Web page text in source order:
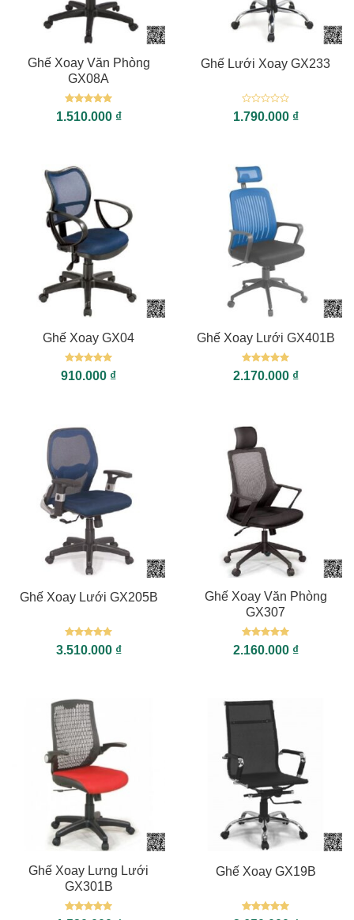
Ghế Xoay Văn Phòng
GX08A
Được xếp
hạng55
1.510.000 ₫
Ghế Lưới Xoay GX233
Được
xếp
1.790.000 ₫
Ghế Xoay GX04
Được xếp
hạng55
910.000 ₫
Ghế Xoay Lưới GX401B
Được xếp
hạng55
2.170.000 ₫
Ghế Xoay Lưới GX205B
Được xếp
hạng55
3.510.000 ₫
Ghế Xoay Văn Phòng
GX307
Được xếp
hạng55
2.160.000 ₫
Ghế Xoay Lưng Lưới
GX301B
Ghế Xoay GX19B